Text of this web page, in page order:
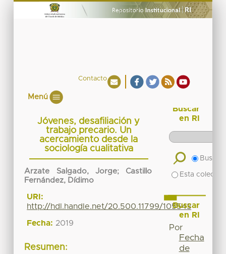
Contacto
Menú
Jóvenes, desafiliación y
trabajo precario. Un
acercamiento desde la
sociología cualitativa
Arzate Salgado, Jorge; Castillo
Fernández, Dídimo
URI:
http://hdl.handle.net/20.500.11799/105543
Fecha: 2019
Resumen:
Buscar
en RI
Buscar
Esta
Buscar
en RI
Por
Fecha
de